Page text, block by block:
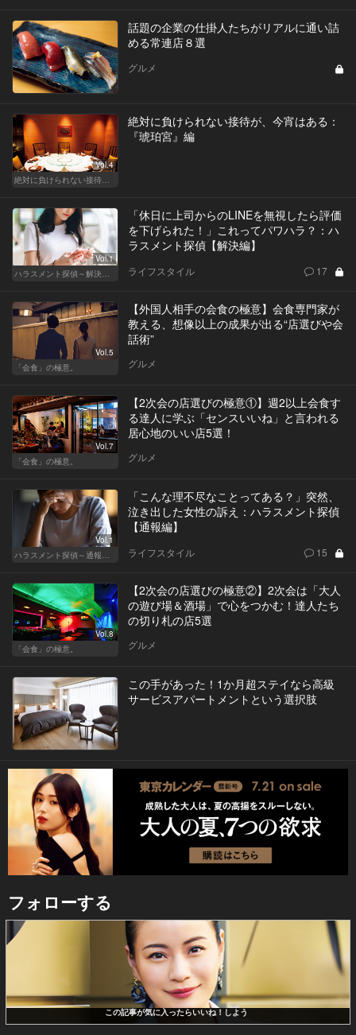
話題の企業の仕掛人たちがリアルに通い詰
める常連店８選
グルメ
Vol.4
絶対に負けられない接待が、今宵はある
絶対に負けられない接待が、今宵はある：
『琥珀宮』編
Vol.1
ハラスメント探偵～解決編～
「休日に上司からのLINEを無視したら評価
を下げられた！」これってパワハラ？：ハ
ラスメント探偵【解決編】
ライフスタイル 17
Vol.5
「会食」の極意。
【外国人相手の会食の極意】会食専門家が
教える、想像以上の成果が出る“店選びや会
話術”
グルメ
Vol.7
「会食」の極意。
【2次会の店選びの極意①】週2以上会食す
る達人に学ぶ「センスいいね」と言われる
居心地のいい店5選！
グルメ
Vol.1
「こんな理不尽なことってある？」突然、
泣き出した女性の訴え：ハラスメント探偵
【通報編】
ライフスタイル 15
Vol.8
「会食」の極意。
【2次会の店選びの極意②】2次会は「大人
の遊び場＆酒場」で心をつかむ！達人たち
の切り札の店5選
グルメ
この手があった！1か月超ステイなら高級
サービスアパートメントという選択肢
フォローする
この記事が気に入ったらいいね！しよう